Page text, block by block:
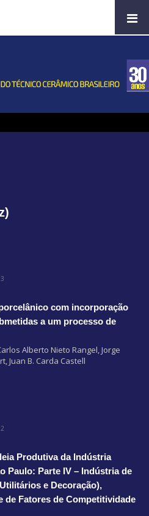
com incorporação
a um processo de
Alberto Nieto Rangel, Jorge
Juan B. Carda Castell
Produtiva da Indústria
Paulo: Parte IV – Indústria de
e Decoração),
de Fatores de Competitividade